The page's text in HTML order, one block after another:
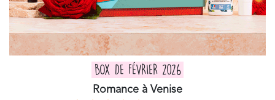
BOX DE FÉVRIER 2026
Romance à Venise